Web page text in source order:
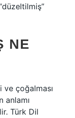
NE
çoğalması
anlamı
Türk Dil